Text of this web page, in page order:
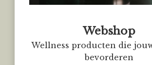
Webshop
Wellness producten die
bevorderen